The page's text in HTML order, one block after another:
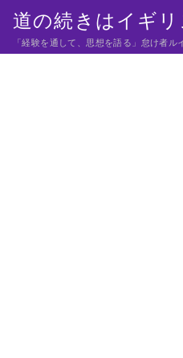
テ
道の続きはイギ
「経験を通して、思想を語る」怠け者ル